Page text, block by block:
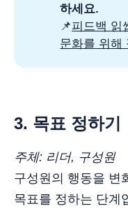
하세요.
📌피드백 읽
문화를 위해
3. 목표 정하기
주체: 리더, 구성원
구성원의 행동을 변
목표를 정하는 단계